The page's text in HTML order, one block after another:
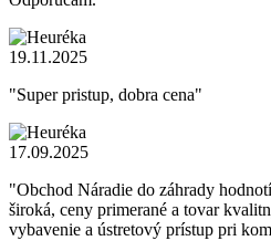
19.11.2025
"Super pristup, dobra cena"
17.09.2025
"Obchod Náradie do záhrady
široká, ceny primerané a tovar
vybavenie a ústretový prístup pri